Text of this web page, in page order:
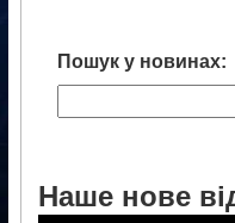
Пошук у новинах:
Наше нове